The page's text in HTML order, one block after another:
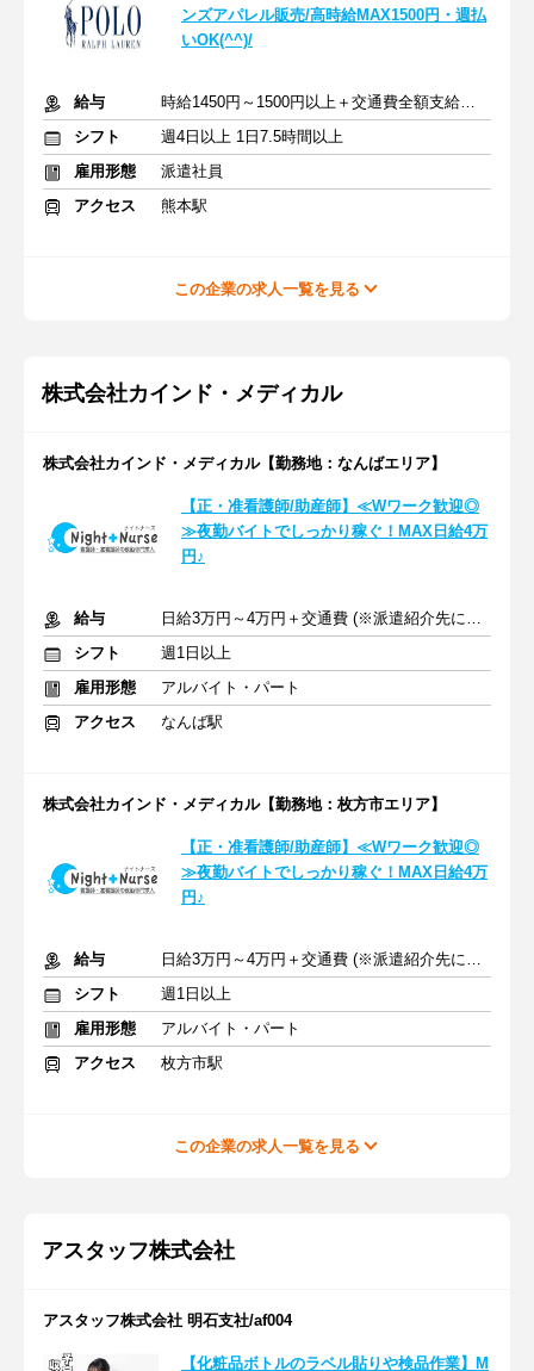
ンズアパレル販売/高時給MAX1500円・週払
いOK(^^)/
給与
時給1450円～1500円以上＋交通費全額支給あり
シフト
週4日以上 1日7.5時間以上
雇用形態
派遣社員
アクセス
熊本駅
この企業の求人一覧を見る
株式会社カインド・メディカル
株式会社カインド・メディカル【勤務地：なんばエリア】
【正・准看護師/助産師】≪Wワーク歓迎◎
≫夜勤バイトでしっかり稼ぐ！MAX日給4万
円♪
給与
日給3万円～4万円＋交通費 (※派遣紹介先により異なる)
シフト
週1日以上
雇用形態
アルバイト・パート
アクセス
なんば駅
株式会社カインド・メディカル【勤務地：枚方市エリア】
【正・准看護師/助産師】≪Wワーク歓迎◎
≫夜勤バイトでしっかり稼ぐ！MAX日給4万
円♪
給与
日給3万円～4万円＋交通費 (※派遣紹介先により異なる)
シフト
週1日以上
雇用形態
アルバイト・パート
アクセス
枚方市駅
この企業の求人一覧を見る
アスタッフ株式会社
アスタッフ株式会社 明石支社/af004
【化粧品ボトルのラベル貼りや検品作業】M